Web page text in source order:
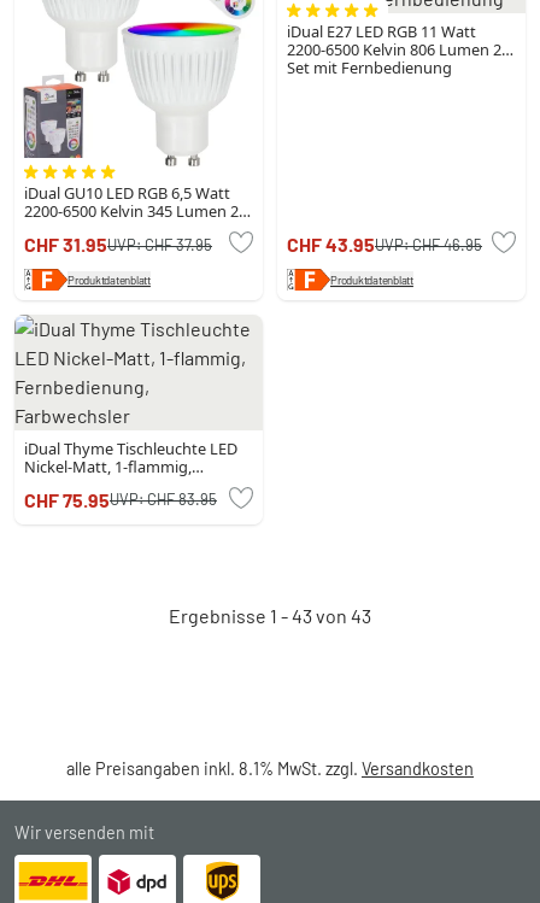
iDual GU10 LED RGB 6,5 Watt
2200-6500 Kelvin 345 Lumen 2er
CHF 31.95UVP:CHF 37.95
Produktdatenblatt
iDual E27 LED RGB 11 Watt
2200-6500 Kelvin 806 Lumen 2er
Set mit Fernbedienung
CHF 43.95UVP:CHF 46.95
Produktdatenblatt
iDual Thyme Tischleuchte LED
Nickel-Matt, 1-flammig,
Fernbedienung, Farbwechsler
CHF 75.95UVP:CHF 83.95
Ergebnisse 1 - 43 von 43
alle Preisangaben inkl. 8.1% MwSt. zzgl. Versandkosten
Wir versenden mit